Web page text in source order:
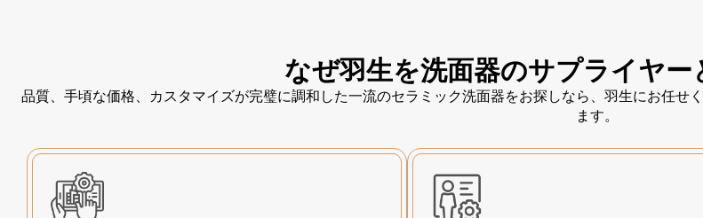
なぜ羽生を洗面器のサプライヤー
品質、手頃な価格、カスタマイズが完璧に調和した一流のセラミック洗面器をお探しなら、羽生にお任せ
ます。